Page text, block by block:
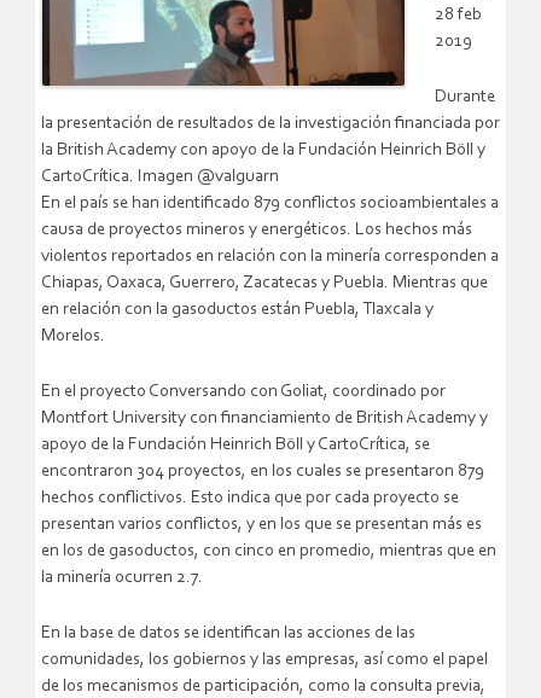
28 feb
2019
Durante
la presentación de resultados de la investigación financiada por
la British Academy con apoyo de la Fundación Heinrich Böll y
CartoCrítica. Imagen @valguarn
En el país se han identificado 879 conflictos socioambientales a
causa de proyectos mineros y energéticos. Los hechos más
violentos reportados en relación con la minería corresponden a
Chiapas, Oaxaca, Guerrero, Zacatecas y Puebla. Mientras que
en relación con la gasoductos están Puebla, Tlaxcala y
Morelos.
En el proyecto Conversando con Goliat, coordinado por
Montfort University con financiamiento de British Academy y
apoyo de la Fundación Heinrich Böll y CartoCrítica, se
encontraron 304 proyectos, en los cuales se presentaron 879
hechos conflictivos. Esto indica que por cada proyecto se
presentan varios conflictos, y en los que se presentan más es
en los de gasoductos, con cinco en promedio, mientras que en
la minería ocurren 2.7.
En la base de datos se identifican las acciones de las
comunidades, los gobiernos y las empresas, así como el papel
de los mecanismos de participación, como la consulta previa,